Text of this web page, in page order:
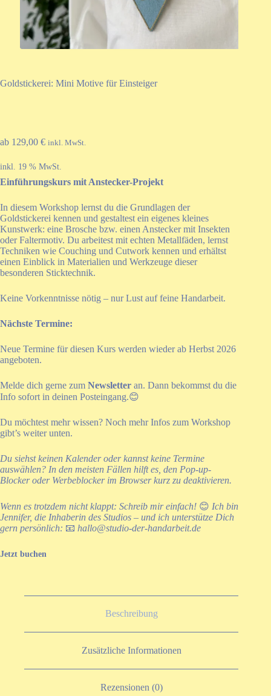
Goldstickerei: Mini Motive für Einsteiger
ab 129,00 € inkl. MwSt.
inkl. 19 % MwSt.
Einführungskurs mit Anstecker-Projekt
In diesem Workshop lernst du die Grundlagen der
Goldstickerei kennen und gestaltest ein eigenes kleines
Kunstwerk: eine Brosche bzw. einen Anstecker mit Insekten
oder Faltermotiv. Du arbeitest mit echten Metallfäden, lernst
Techniken wie Couching und Cutwork kennen und erhältst
einen Einblick in Materialien und Werkzeuge dieser
besonderen Sticktechnik.
Keine Vorkenntnisse nötig – nur Lust auf feine Handarbeit.
Nächste Termine:
Neue Termine für diesen Kurs werden wieder ab Herbst 2026
angeboten.
Melde dich gerne zum Newsletter an. Dann bekommst du die
Info sofort in deinen Posteingang.😊
Du möchtest mehr wissen? Noch mehr Infos zum Workshop
gibt’s weiter unten.
Du siehst keinen Kalender oder kannst keine Termine
auswählen? In den meisten Fällen hilft es, den Pop-up-
Blocker oder Werbeblocker im Browser kurz zu deaktivieren.
Wenn es trotzdem nicht klappt: Schreib mir einfach! 😊 Ich bin
Jennifer, die Inhaberin des Studios – und ich unterstütze Dich
gern persönlich: 📧 hallo@studio-der-handarbeit.de
Jetzt buchen
Beschreibung
Zusätzliche Informationen
Rezensionen (0)